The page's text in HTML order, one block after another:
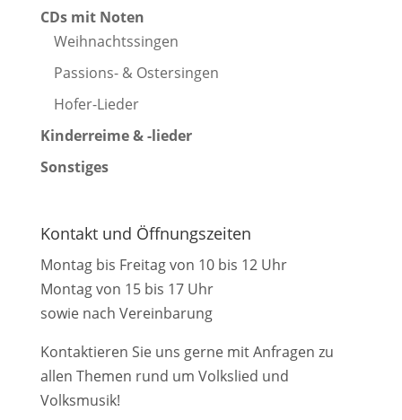
CDs mit Noten
Weihnachtssingen
Passions- & Ostersingen
Hofer-Lieder
Kinderreime & -lieder
Sonstiges
Kontakt und Öffnungszeiten
Montag bis Freitag von 10 bis 12 Uhr
Montag von 15 bis 17 Uhr
sowie nach Vereinbarung
Kontaktieren Sie uns gerne mit Anfragen zu
allen Themen rund um Volkslied und
Volksmusik!